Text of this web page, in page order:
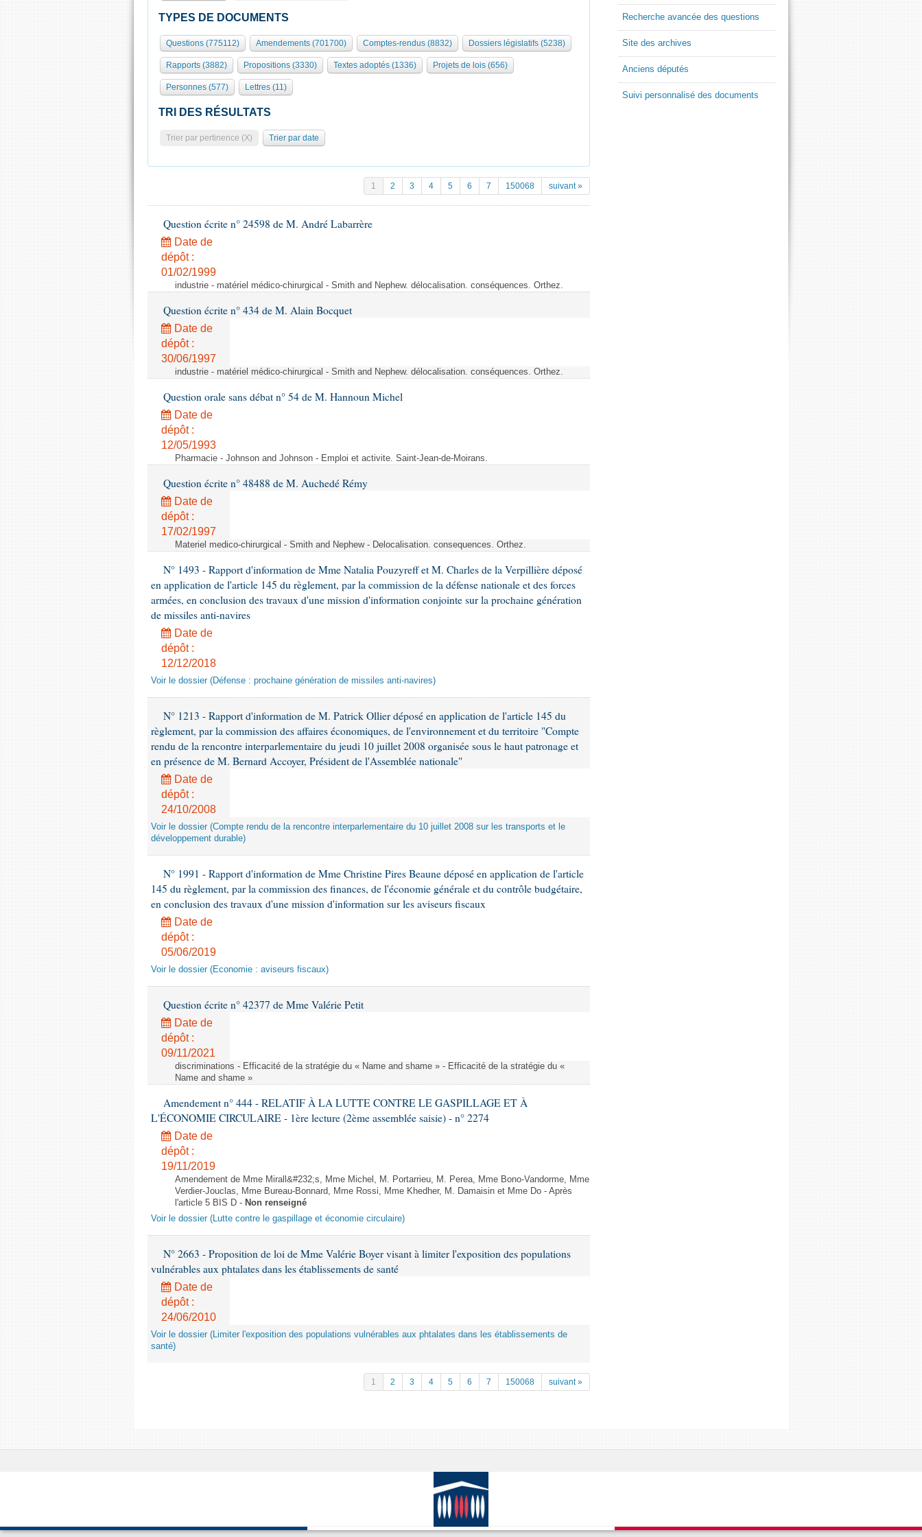
TYPES DE DOCUMENTS
Questions (775112) Amendements (701700) Comptes-rendus (8832) Dossiers législatifs (5238)
Rapports (3882) Propositions (3330) Textes adoptés (1336) Projets de lois (656)
Personnes (577) Lettres (11)
TRI DES RÉSULTATS
Trier par pertinence (X) Trier par date
1 2 3 4 5 6 7 150068 suivant »
Question écrite n° 24598 de M. André Labarrère
Date de
dépôt :
01/02/1999
industrie - matériel médico-chirurgical - Smith and Nephew. délocalisation. conséquences. Orthez.
Question écrite n° 434 de M. Alain Bocquet
Date de
dépôt :
30/06/1997
industrie - matériel médico-chirurgical - Smith and Nephew. délocalisation. conséquences. Orthez.
Question orale sans débat n° 54 de M. Hannoun Michel
Date de
dépôt :
12/05/1993
Pharmacie - Johnson and Johnson - Emploi et activite. Saint-Jean-de-Moirans.
Question écrite n° 48488 de M. Auchedé Rémy
Date de
dépôt :
17/02/1997
Materiel medico-chirurgical - Smith and Nephew - Delocalisation. consequences. Orthez.
N° 1493 - Rapport d'information de Mme Natalia Pouzyreff et M. Charles de la Verpillière déposé
en application de l'article 145 du règlement, par la commission de la défense nationale et des forces
armées, en conclusion des travaux d'une mission d'information conjointe sur la prochaine génération
de missiles anti-navires
Date de
dépôt :
12/12/2018
Voir le dossier (Défense : prochaine génération de missiles anti-navires)
N° 1213 - Rapport d'information de M. Patrick Ollier déposé en application de l'article 145 du
règlement, par la commission des affaires économiques, de l'environnement et du territoire "Compte
rendu de la rencontre interparlementaire du jeudi 10 juillet 2008 organisée sous le haut patronage et
en présence de M. Bernard Accoyer, Président de l'Assemblée nationale"
Date de
dépôt :
24/10/2008
Voir le dossier (Compte rendu de la rencontre interparlementaire du 10 juillet 2008 sur les transports et le
développement durable)
N° 1991 - Rapport d'information de Mme Christine Pires Beaune déposé en application de l'article
145 du règlement, par la commission des finances, de l'économie générale et du contrôle budgétaire,
en conclusion des travaux d'une mission d'information sur les aviseurs fiscaux
Date de
dépôt :
05/06/2019
Voir le dossier (Economie : aviseurs fiscaux)
Question écrite n° 42377 de Mme Valérie Petit
Date de
dépôt :
09/11/2021
discriminations - Efficacité de la stratégie du « Name and shame » - Efficacité de la stratégie du «
Name and shame »
Amendement n° 444 - RELATIF À LA LUTTE CONTRE LE GASPILLAGE ET À
L'ÉCONOMIE CIRCULAIRE - 1ère lecture (2ème assemblée saisie) - n° 2274
Date de
dépôt :
19/11/2019
Amendement de Mme Mirall&#232;s, Mme Michel, M. Portarrieu, M. Perea, Mme Bono-Vandorme, Mme
Verdier-Jouclas, Mme Bureau-Bonnard, Mme Rossi, Mme Khedher, M. Damaisin et Mme Do - Après
l'article 5 BIS D - Non renseigné
Voir le dossier (Lutte contre le gaspillage et économie circulaire)
N° 2663 - Proposition de loi de Mme Valérie Boyer visant à limiter l'exposition des populations
vulnérables aux phtalates dans les établissements de santé
Date de
dépôt :
24/06/2010
Voir le dossier (Limiter l'exposition des populations vulnérables aux phtalates dans les établissements de
santé)
1 2 3 4 5 6 7 150068 suivant »
Recherche avancée des questions
Site des archives
Anciens députés
Suivi personnalisé des documents